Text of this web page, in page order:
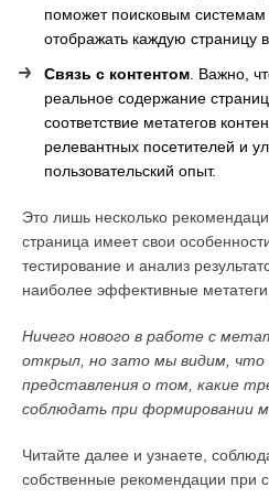
поможет поисковым системам
отображать каждую страницу в
Связь с контентом . Важно,
реальное содержание
соответствие метатегов
релевантных посетителей и
пользовательский опыт.
Это лишь несколько
страница имеет свои
тестирование и анализ
наиболее эффективные метатеги
Ничего нового в работе с
открыл, но зато мы видим,
представления о том, какие
соблюдать при формировании
Читайте далее и узнаете,
собственные рекомендации при